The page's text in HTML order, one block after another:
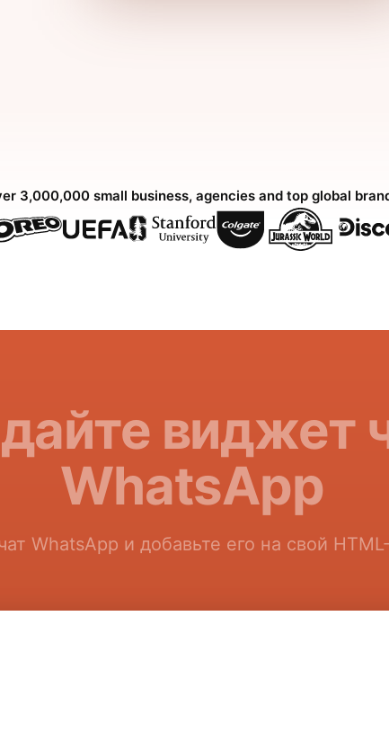
3,000,000 small business, agencies and top global
виджет
WhatsApp
WhatsApp и добавьте его на свой